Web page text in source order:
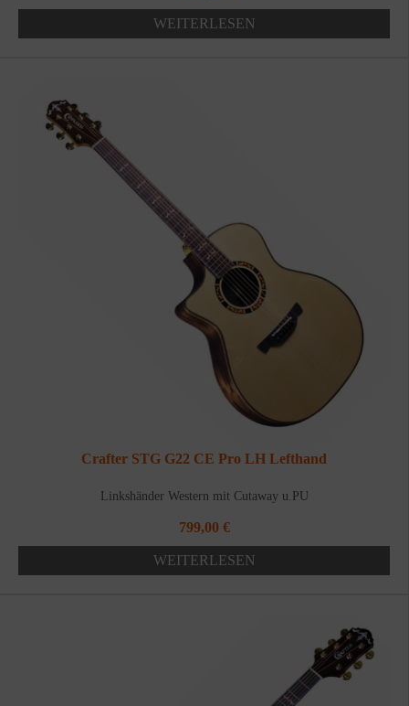
WEITERLESEN
Crafter STG G22 CE Pro LH Lefthand
Linkshänder Western mit Cutaway u.PU
799,00 €
WEITERLESEN